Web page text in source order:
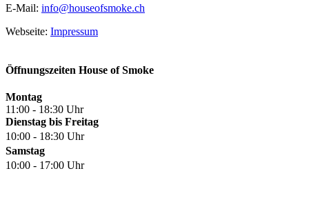
E-Mail: info@houseofsmoke.ch
Webseite: Impressum
Öffnungszeiten House of Smoke
Montag
11:00 - 18:30 Uhr
Dienstag bis Freitag
10:00 - 18:30 Uhr
Samstag
10:00 - 17:00 Uhr